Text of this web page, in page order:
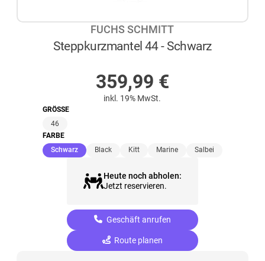
FUCHS SCHMITT
Steppkurzmantel 44 - Schwarz
359,99 €
inkl. 19% MwSt.
GRÖSSE
46
FARBE
Schwarz(ausgewählt)
Black Kitt Marine Salbei
Heute noch abholen:
Jetzt reservieren.
Geschäft anrufen
Route planen